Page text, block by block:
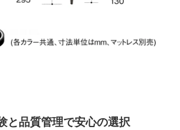
と品質管理で安心の選択